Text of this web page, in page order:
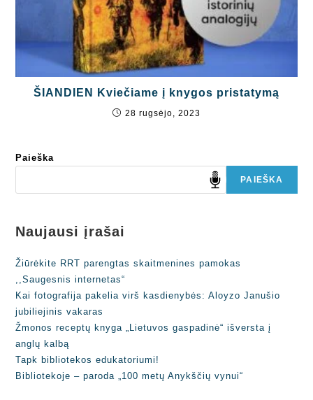
ŠIANDIEN Kviečiame į knygos pristatymą
28 rugsėjo, 2023
Paieška
PAIEŠKA
Naujausi įrašai
Žiūrėkite RRT parengtas skaitmenines pamokas
,,Saugesnis internetas“
Kai fotografija pakelia virš kasdienybės: Aloyzo Janušio
jubiliejinis vakaras
Žmonos receptų knyga „Lietuvos gaspadinė“ išversta į
anglų kalbą
Tapk bibliotekos edukatoriumi!
Bibliotekoje – paroda „100 metų Anykščių vynui“